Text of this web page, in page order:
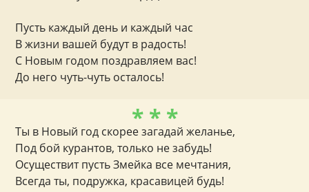
Пусть каждый день и каждый час
В жизни вашей будут в радость!
С Новым годом поздравляем вас!
До него чуть-чуть осталось!
* * *
Ты в Новый год скорее загадай желанье,
Под бой курантов, только не забудь!
Осуществит пусть Змейка все мечтания,
Всегда ты, подружка, красавицей будь!